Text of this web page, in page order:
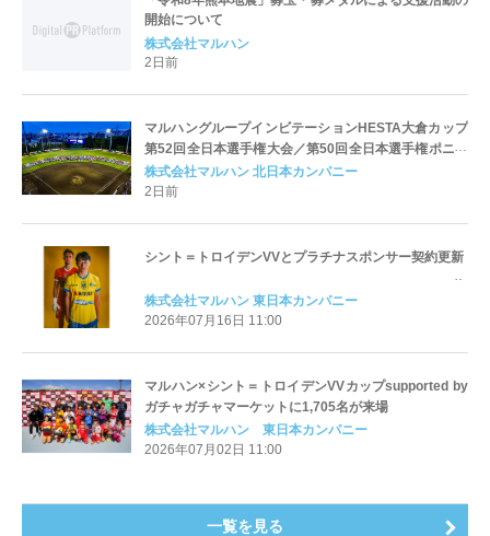
開始について
株式会社マルハン
2日前
マルハングループインビテーションHESTA大倉カップ
第52回全日本選手権大会／第50回全日本選手権ポニー
ブロンコ大会に協賛
株式会社マルハン 北日本カンパニー
2日前
シント＝トロイデンVVとプラチナスポンサー契約更新
株式会社マルハン 東日本カンパニー
2026年07月16日 11:00
マルハン×シント＝トロイデンVVカップsupported by
ガチャガチャマーケットに1,705名が来場
株式会社マルハン 東日本カンパニー
2026年07月02日 11:00
一覧を見る